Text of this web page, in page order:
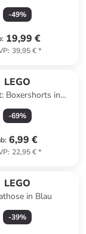
-49%
: 19,99 €
: 39,95 €*
LEGO
Boxershorts in
Blau/ Braun
-69%
: 6,99 €
: 22,95 €*
LEGO
in Blau
-39%